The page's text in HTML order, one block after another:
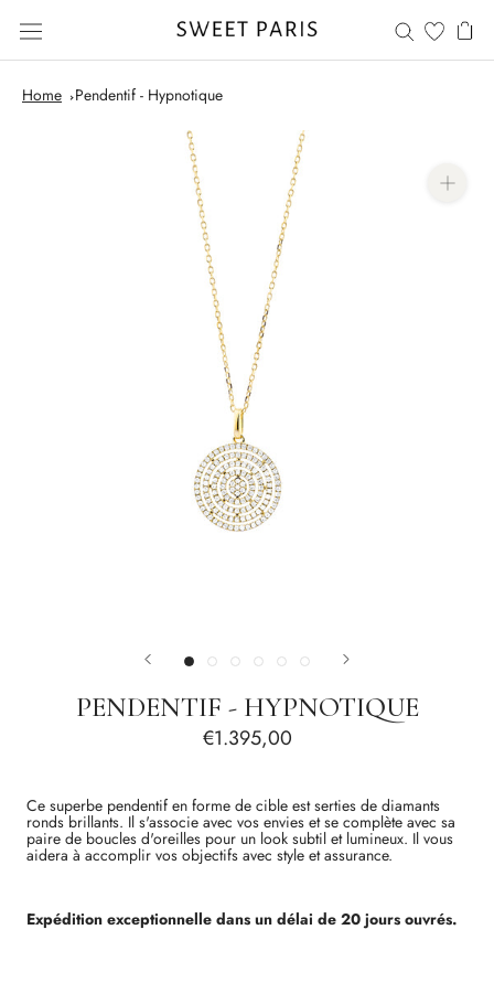
content
Home
Pendentif - Hypnotique
PENDENTIF - HYPNOTIQUE
€1.395,00
Ce superbe pendentif en forme de cible est serties de diamants
ronds brillants. Il s'associe avec vos envies et se complète avec sa
paire de boucles d'oreilles pour un look subtil et lumineux. Il vous
aidera à accomplir vos objectifs avec style et assurance.
Expédition exceptionnelle dans un délai de 20 jours ouvrés.